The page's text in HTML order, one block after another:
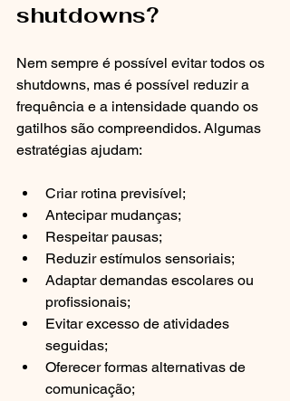
shutdowns?
Nem sempre é possível evitar todos os
shutdowns, mas é possível reduzir a
frequência e a intensidade quando os
gatilhos são compreendidos. Algumas
estratégias ajudam:
Criar rotina previsível;
Antecipar mudanças;
Respeitar pausas;
Reduzir estímulos sensoriais;
Adaptar demandas escolares ou
profissionais;
Evitar excesso de atividades
seguidas;
Oferecer formas alternativas de
comunicação;